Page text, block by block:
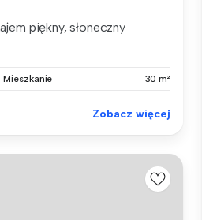
piękny, słoneczny
Mieszkanie 30 m²
Zobacz więcej